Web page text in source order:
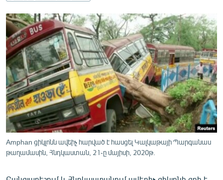
ՊԱՏԵՐԱԶՄԻ 6 ՇԱԲԱԹՆԵՐԸ
ՏԱՐԱԾԱՇՐՋԱՆ
ՄԻՋԱԶԳԱՅԻՆ
ՄՇԱԿՈՒՅԹ
ՍՊՈՐՏ
ՄԵԿՆԱԲԱՆՈՒԹՅՈՒՆ
ՏՏ ԵՒ ԻՆՏԵՐՆԵՏ
ԿՈՐՈՆԱՎԻՐՈՒՍ
Amphan ցիկլոնն ավեիչ հարված է հասցել Կալկաթայի Պարգանաս
թաղամասին, Հնդկաստան, 21-ը մայիսի, 2020թ.